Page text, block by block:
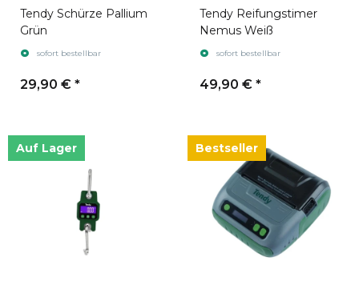
Tendy Schürze Pallium
Grün
sofort bestellbar
29,90 € *
Tendy Reifungstimer
Nemus Weiß
sofort bestellbar
49,90 € *
Auf Lager Bestseller